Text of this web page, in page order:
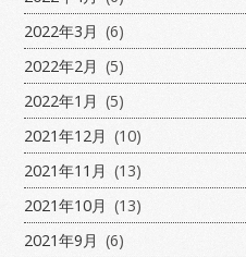
2022年3月 (6)
2022年2月 (5)
2022年1月 (5)
2021年12月 (10)
2021年11月 (13)
2021年10月 (13)
2021年9月 (6)